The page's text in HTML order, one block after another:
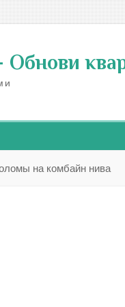
Обнови
на комбайн нива